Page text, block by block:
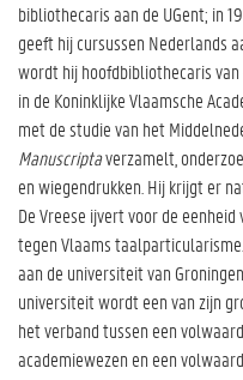
bibliothecaris aan de UGent; in
geeft hij cursussen Nederlands
wordt hij hoofdbibliothecaris
in de Koninklijke Vlaamsche
met de studie van het
Manuscriptaverzamelt,
en wiegendrukken. Hij krijgt er
De Vreese ijvert voor de
tegen Vlaams
aan de universiteit van
universiteit wordt een van zijn
het verband tussen een
academiewezen en een